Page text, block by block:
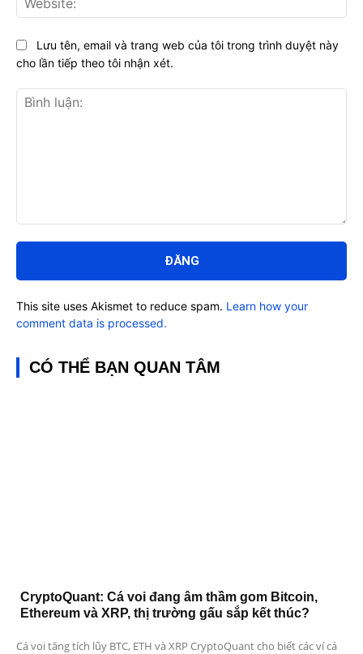
luận:
Lưu tên, email và trang web của tôi trong trình duyệt này
cho lần tiếp theo tôi nhận xét.
This site uses Akismet to reduce spam. Learn how your
comment data is processed.
CÓ THỂ BẠN QUAN TÂM
CryptoQuant: Cá voi đang âm thầm gom Bitcoin,
Ethereum và XRP, thị trường gấu sắp kết thúc?
Cá voi tăng tích lũy BTC, ETH và XRP CryptoQuant cho biết các ví cá